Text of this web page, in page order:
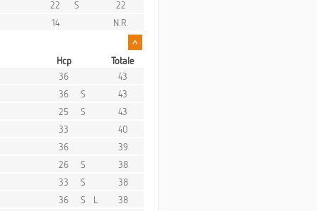
22
S
22
14
N.R.
^
Hcp
Totale
36
43
36
S
43
25
S
43
33
40
36
39
26
S
38
33
S
38
36
S L 38